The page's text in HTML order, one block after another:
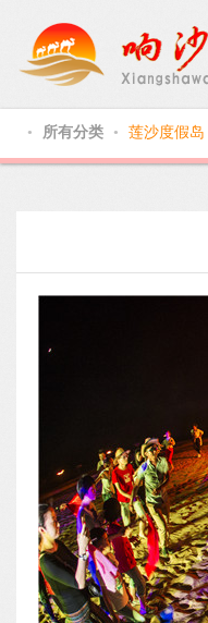
● 所有分类 ● 莲沙度假岛